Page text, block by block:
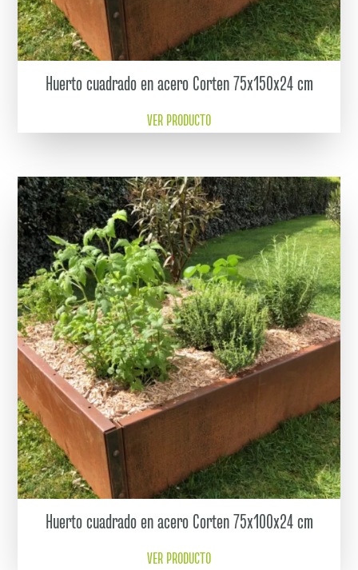
Huerto cuadrado en acero Corten 75x150x24 cm
VER PRODUCTO
Huerto cuadrado en acero Corten 75x100x24 cm
VER PRODUCTO